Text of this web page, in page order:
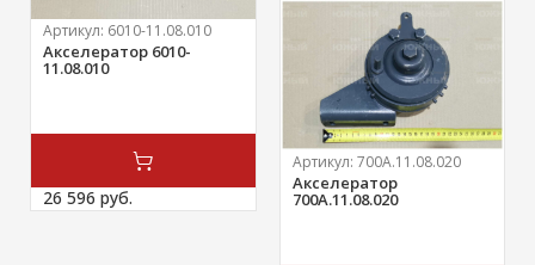
Артикул: 6010-11.08.010
Акселератор 6010-
11.08.010
26 596 руб.
Артикул: 700А.11.08.020
Акселератор
700А.11.08.020